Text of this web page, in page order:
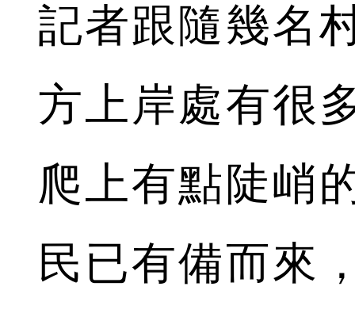
記者跟隨幾名
方上岸處有很
爬上有點陡峭
民已有備而來